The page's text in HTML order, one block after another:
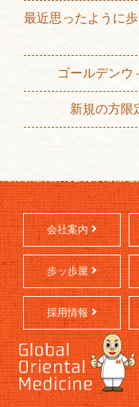
最近思ったように
ゴールデンウ
新規の方
会社案内
歩ッ歩屋
採用情報